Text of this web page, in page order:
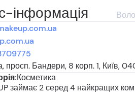
сервіс підтримки, складнощі з
сайті. Багато клієнтів ставлять
на підробки, прострочені або
покупців, досвід користування
якості, тому перед
інформація
просп. Бандери, 8 корп. 1, Київ,
Косметика
займає 2 серед 4 найкращих